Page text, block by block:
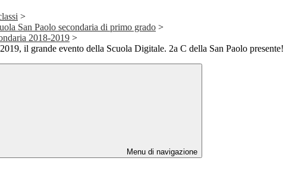
>
San Paolo secondaria di primo grado >
2018-2019 >
il grande evento della Scuola Digitale. 2a C della San Paolo presente!
Menu di navigazione